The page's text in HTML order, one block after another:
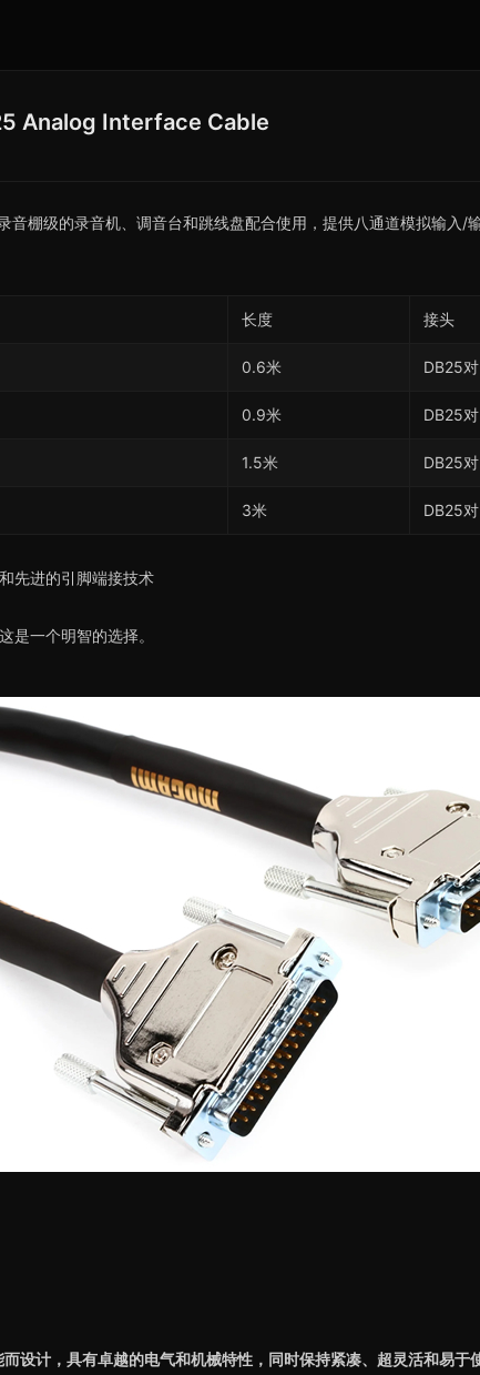
Analog Interface Cable
棚级的录音机、调音台和跳线盘配合使用，提供八通道模拟输入/
长度 接头
0.6米 DB25
0.9米 DB25
1.5米 DB25
3米 DB25
先进的引脚端接技术
是一个明智的选择。
设计，具有卓越的电气和机械特性，同时保持紧凑、超灵活和易于